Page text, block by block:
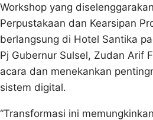
Workshop yang
Perpustakaan dan Kearsipan
berlangsung di Hotel Santika
Pj Gubernur Sulsel, Zudan Arif
acara dan menekankan
sistem digital.
“Transformasi ini